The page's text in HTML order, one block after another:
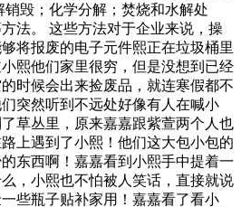
毁；化学分解；焚烧和水解处
法。 这些方法对于企业来说，操
将报废的电子元件熙正在垃圾桶里
熙他们家里很穷，但是没想到已经
时候会出来捡废品，就连寒假都不
突然听到不远处好像有人在喊小
草丛里，原来嘉嘉跟紫萱两个人也
上遇到了小熙！他们这大包小包的
东西啊！嘉嘉看到小熙手中提着一
，小熙也不怕被人笑话，直接就说
些瓶子贴补家用！嘉嘉看了看小